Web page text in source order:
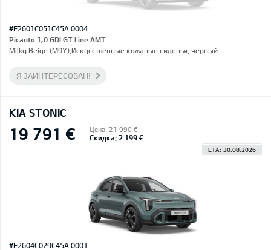
#E2601C051C45A 0004
Picanto 1,0 GDI GT Line AMT
Milky Beige (M9Y),Искусственные кожаные сиденья, черный
Я ЗАИНТЕРЕСОВАН!
KIA STONIC
19 791 € Цена: 21 990 €
Скидка: 2 199 €
ETA: 30.08.2026
#E2604C029C45A 0001